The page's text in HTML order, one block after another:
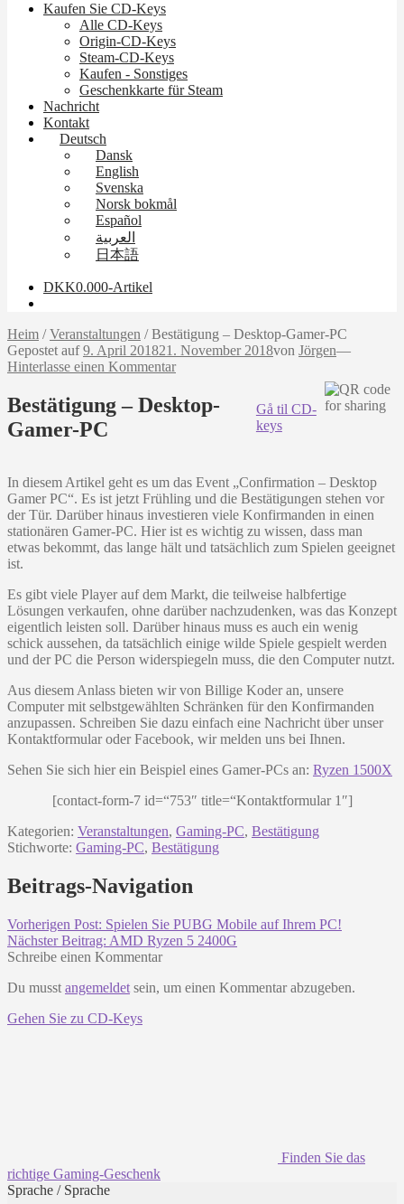
Kaufen Sie CD-Keys
Alle CD-Keys
Origin-CD-Keys
Steam-CD-Keys
Kaufen - Sonstiges
Geschenkkarte für Steam
Nachricht
Kontakt
Deutsch
Dansk
English
Svenska
Norsk bokmål
Español
العربية
日本語
DKK0.000-Artikel
Heim /Veranstaltungen /Bestätigung – Desktop-Gamer-PC
Gepostet auf9. April 201821. November 2018von Jörgen—
Hinterlasse einen Kommentar
Bestätigung – Desktop-
Gamer-PC
Gå til CD-
keys
In diesem Artikel geht es um das Event „Confirmation – Desktop
Gamer PC“. Es ist jetzt Frühling und die Bestätigungen stehen vor
der Tür. Darüber hinaus investieren viele Konfirmanden in einen
stationären Gamer-PC. Hier ist es wichtig zu wissen, dass man
etwas bekommt, das lange hält und tatsächlich zum Spielen geeignet
ist.
Es gibt viele Player auf dem Markt, die teilweise halbfertige
Lösungen verkaufen, ohne darüber nachzudenken, was das Konzept
eigentlich leisten soll. Darüber hinaus muss es auch ein wenig
schick aussehen, da tatsächlich einige wilde Spiele gespielt werden
und der PC die Person widerspiegeln muss, die den Computer nutzt.
Aus diesem Anlass bieten wir von Billige Koder an, unsere
Computer mit selbstgewählten Schränken für den Konfirmanden
anzupassen. Schreiben Sie dazu einfach eine Nachricht über unser
Kontaktformular oder Facebook, wir melden uns bei Ihnen.
Sehen Sie sich hier ein Beispiel eines Gamer-PCs an: Ryzen 1500X
[contact-form-7 id=“753″ title=“Kontaktformular 1″]
Kategorien: Veranstaltungen, Gaming-PC, Bestätigung
Stichworte: Gaming-PC, Bestätigung
Beitrags-Navigation
Vorherigen Post: Spielen Sie PUBG Mobile auf Ihrem PC!
Nächster Beitrag: AMD Ryzen 5 2400G
Schreibe einen Kommentar
Du musst angemeldet sein, um einen Kommentar abzugeben.
Gehen Sie zu CD-Keys
Finden Sie das
richtige Gaming-Geschenk
Sprache / Sprache